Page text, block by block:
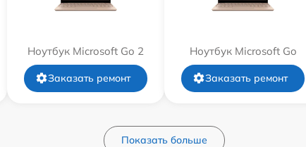
Ноутбук Microsoft Go 2
Заказать ремонт
Ноутбук Microsoft Go
Заказать ремонт
Показать больше